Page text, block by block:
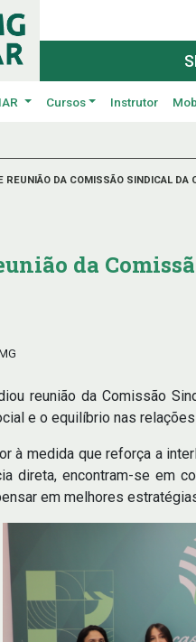
Cursos Instrutor
REUNIÃO DA COMISSÃO SINDICAL DA
da
reunião da Comissão
e o equilíbrio nas
à medida que reforça a
direta, encontram-se em
em melhores